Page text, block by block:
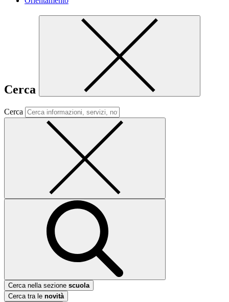
Cerca
Cerca
Cerca nella sezione scuola
Cerca tra le novità